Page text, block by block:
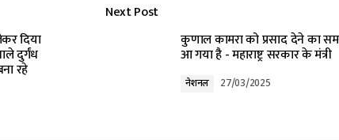
दिया
दुर्गंध
रहे
Next Post
कुणाल कामरा को प्रसाद देने का
आ गया है - महाराष्ट्र सरकार के मंत्री
नेशनल 27/03/2025